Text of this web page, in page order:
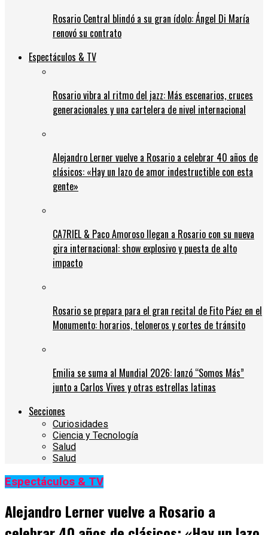
Rosario Central blindó a su gran ídolo: Ángel Di María
renovó su contrato
Espectáculos & TV
Rosario vibra al ritmo del jazz: Más escenarios, cruces
generacionales y una cartelera de nivel internacional
Alejandro Lerner vuelve a Rosario a celebrar 40 años de
clásicos: «Hay un lazo de amor indestructible con esta
gente»
CA7RIEL & Paco Amoroso llegan a Rosario con su nueva
gira internacional: show explosivo y puesta de alto
impacto
Rosario se prepara para el gran recital de Fito Páez en el
Monumento: horarios, teloneros y cortes de tránsito
Emilia se suma al Mundial 2026: lanzó “Somos Más”
junto a Carlos Vives y otras estrellas latinas
Secciones
Curiosidades
Ciencia y Tecnología
Salud
Salud
Espectáculos & TV
Alejandro Lerner vuelve a Rosario a